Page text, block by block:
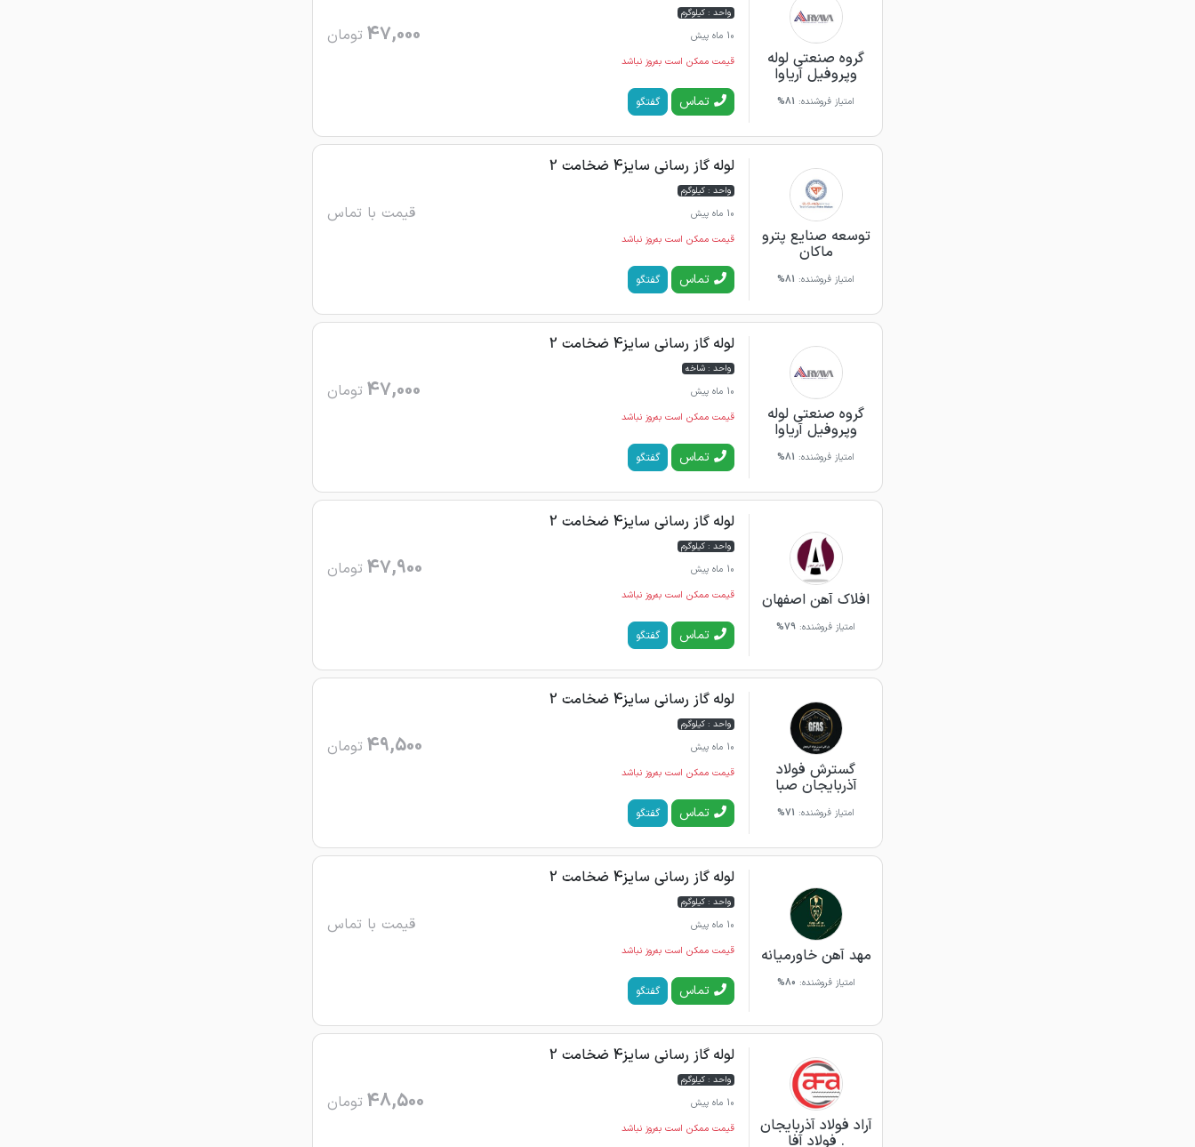
گروه صنعتی لوله
وپروفیل آریاوا
امتیاز فروشنده: 81%
واحد : کیلوگرم
10 ماه پیش
47,000 تومان
قیمت ممکن است به‌روز نباشد
تماس گفتگو
توسعه صنایع پترو
ماکان
امتیاز فروشنده: 81%
لوله گاز رسانی سایز4 ضخامت 2
واحد : کیلوگرم
10 ماه پیش
قیمت با تماس
قیمت ممکن است به‌روز نباشد
تماس گفتگو
گروه صنعتی لوله
وپروفیل آریاوا
امتیاز فروشنده: 81%
لوله گاز رسانی سایز4 ضخامت 2
واحد : شاخه
10 ماه پیش
47,000 تومان
قیمت ممکن است به‌روز نباشد
تماس گفتگو
افلاک آهن اصفهان
امتیاز فروشنده: 79%
لوله گاز رسانی سایز4 ضخامت 2
واحد : کیلوگرم
10 ماه پیش
47,900 تومان
قیمت ممکن است به‌روز نباشد
تماس گفتگو
گسترش فولاد
آذربایجان صبا
امتیاز فروشنده: 71%
لوله گاز رسانی سایز4 ضخامت 2
واحد : کیلوگرم
10 ماه پیش
49,500 تومان
قیمت ممکن است به‌روز نباشد
تماس گفتگو
مهد آهن خاورمیانه
امتیاز فروشنده: 80%
لوله گاز رسانی سایز4 ضخامت 2
واحد : کیلوگرم
10 ماه پیش
قیمت با تماس
قیمت ممکن است به‌روز نباشد
تماس گفتگو
آراد فولاد آذربایجان
. فولاد آفا
لوله گاز رسانی سایز4 ضخامت 2
واحد : کیلوگرم
10 ماه پیش
48,500 تومان
قیمت ممکن است به‌روز نباشد